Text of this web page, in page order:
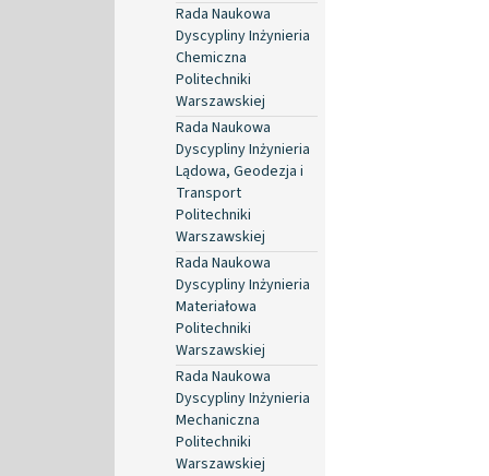
Rada Naukowa
Dyscypliny Inżynieria
Chemiczna
Politechniki
Warszawskiej
Rada Naukowa
Dyscypliny Inżynieria
Lądowa, Geodezja i
Transport
Politechniki
Warszawskiej
Rada Naukowa
Dyscypliny Inżynieria
Materiałowa
Politechniki
Warszawskiej
Rada Naukowa
Dyscypliny Inżynieria
Mechaniczna
Politechniki
Warszawskiej